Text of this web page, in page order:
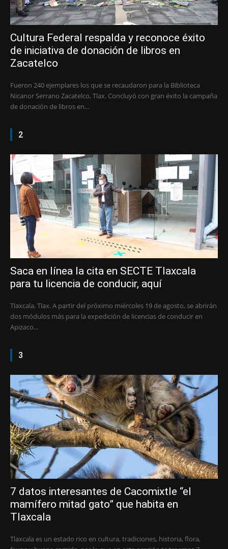
Cultura Federal respalda y reconoce éxito
de iniciativa de donación de libros en
Zacatelco
Fueron 240 ejemplares los que se recaudaron para la Biblioteca
Nicanor Serrano Zacatelco, Tlax. Concluyó con gran éxito la campaña
de donación de libros en...
2
Saca en línea la cita en SECTE Tlaxcala
para tu licencia de conducir, aquí
Tlaxcala, Tlax. A partir del próximo miércoles 19 de agosto, se abrirán
dos módulos más para la expedición de licencias de conducir en
Apizaco...
3
7 datos interesantes de Cacomixtle “el
mamífero mitad gato” que habita en
Tlaxcala
Tlaxcala es un estado rico en cultura, tradiciones, historia, flora,